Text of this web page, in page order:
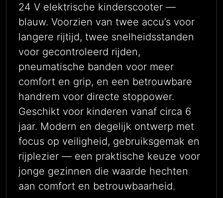
24 V elektrische kinderscooter —
blauw. Voorzien van twee accu’s voor
langere rijtijd, twee snelheidsstanden
voor gecontroleerd rijden,
pneumatische banden voor meer
comfort en grip, en een betrouwbare
handrem voor directe stoppower.
Geschikt voor kinderen vanaf circa 6
jaar. Modern en degelijk ontwerp met
focus op veiligheid, gebruiksgemak en
rijplezier — een praktische keuze voor
jonge gezinnen die waarde hechten
aan comfort en betrouwbaarheid.